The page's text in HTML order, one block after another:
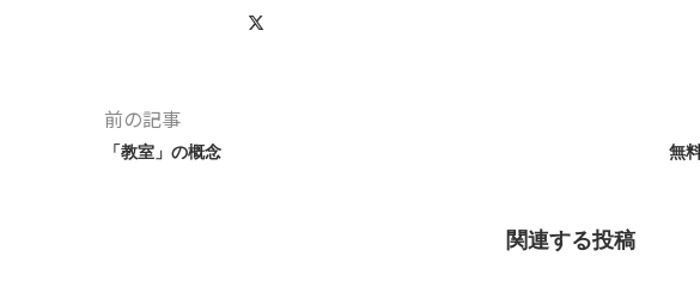
前の記事
「教室」の概念 無
関連する投稿